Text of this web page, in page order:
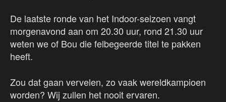
De laatste ronde van het Indoor-seizoen vangt
morgenavond aan om 20.30 uur, rond 21.30 uur
weten we of Bou die felbegeerde titel te pakken
heeft.
Zou dat gaan vervelen, zo vaak wereldkampioen
worden? Wij zullen het nooit ervaren.